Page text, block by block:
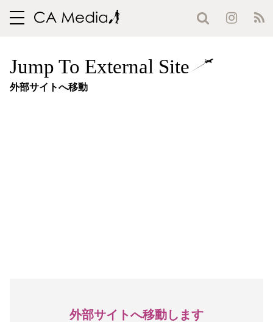
toggle
Jump To External Site
外部サイトへ移動
外部サイトへ移動します